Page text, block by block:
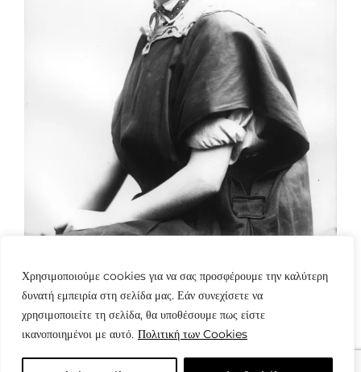
Χρησιμοποιούμε cookies για να σας προσφέρουμε την καλύτερη
δυνατή εμπειρία στη σελίδα μας. Εάν συνεχίσετε να
χρησιμοποιείτε τη σελίδα, θα υποθέσουμε πως είστε
ικανοποιημένοι με αυτό. Πολιτική των Cookies